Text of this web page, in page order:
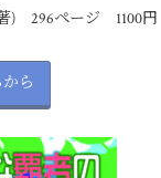
296ページ 1100円
ら